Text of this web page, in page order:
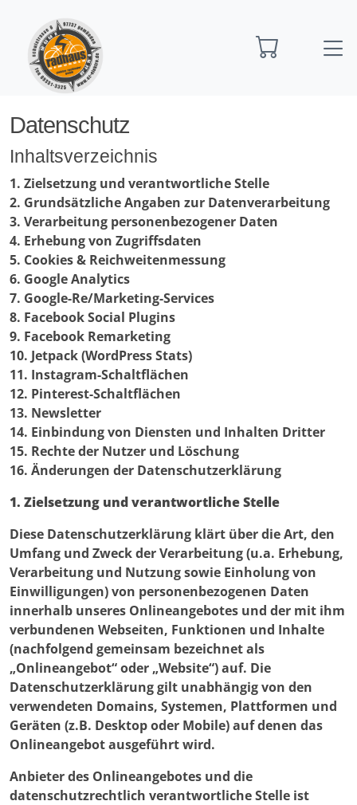
Startseite
Datenschutz
Inhaltsverzeichnis
1. Zielsetzung und verantwortliche Stelle
2. Grundsätzliche Angaben zur Datenverarbeitung
3. Verarbeitung personenbezogener Daten
4. Erhebung von Zugriffsdaten
5. Cookies & Reichweitenmessung
6. Google Analytics
7. Google-Re/Marketing-Services
8. Facebook Social Plugins
9. Facebook Remarketing
10. Jetpack (WordPress Stats)
11. Instagram-Schaltflächen
12. Pinterest-Schaltflächen
13. Newsletter
14. Einbindung von Diensten und Inhalten Dritter
15. Rechte der Nutzer und Löschung
16. Änderungen der Datenschutzerklärung
1. Zielsetzung und verantwortliche Stelle
Diese Datenschutzerklärung klärt über die Art, den
Umfang und Zweck der Verarbeitung (u.a. Erhebung,
Verarbeitung und Nutzung sowie Einholung von
Einwilligungen) von personenbezogenen Daten
innerhalb unseres Onlineangebotes und der mit ihm
verbundenen Webseiten, Funktionen und Inhalte
(nachfolgend gemeinsam bezeichnet als
„Onlineangebot“ oder „Website“) auf. Die
Datenschutzerklärung gilt unabhängig von den
verwendeten Domains, Systemen, Plattformen und
Geräten (z.B. Desktop oder Mobile) auf denen das
Onlineangebot ausgeführt wird.
Anbieter des Onlineangebotes und die
datenschutzrechtlich verantwortliche Stelle ist